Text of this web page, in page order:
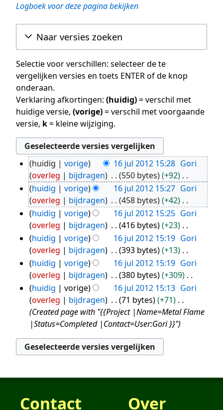
Logboek voor deze pagina bekijken
Naar versies zoeken
Selectie voor verschillen: selecteer de te
vergelijken versies en toets ENTER of de knop
onderaan.
Verklaring afkortingen: (huidig)= verschil met
huidige versie, (vorige)= verschil met voorgaande
versie, k= kleine wijziging.
16
jul
2012
huidig vorige 16 jul 2012 15:28 Gori
overleg
bijdragen 550 bytes
+92
G
e
e
n
b
e
w
e
r
k
i
n
g
s
s
m
n
huidig vorige 16 jul 2012 15:27 Gori
overleg
bijdragen 458 bytes
+42
G
e
e
n
b
e
w
e
r
k
n
g
s
m
huidig vorige 16 jul 2012 15:25 Gori
overleg
bijdragen 416 bytes
+23
G
e
e
n
b
e
w
e
r
k
i
g
s
huidig vorige 16 jul 2012 15:19 Gori
overleg
bijdragen 393 bytes
+13
G
e
e
n
b
e
e
r
i
g
huidig vorige 16 jul 2012 15:19 Gori
overleg
bijdragen 380 bytes
+309
G
e
e
n
e
w
i
huidig vorige 16 jul 2012 15:13 Gori
overleg
bijdragen 71 bytes
+71
Created page with "{{Project |Name=Metal Flame
|Status=Completed |Contact=User:Gori }}"
Contact Over